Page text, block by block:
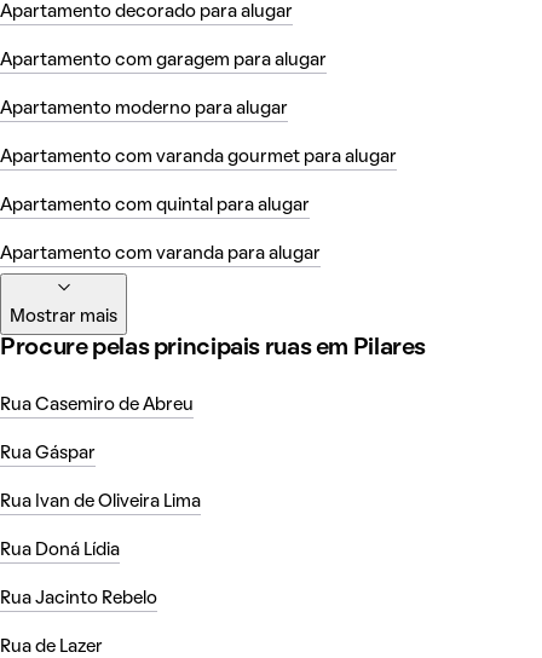
Apartamento decorado para alugar
Apartamento com garagem para alugar
Apartamento moderno para alugar
Apartamento com varanda gourmet para alugar
Apartamento com quintal para alugar
Apartamento com varanda para alugar
Mostrar mais
Procure pelas principais ruas em Pilares
Rua Casemiro de Abreu
Rua Gáspar
Rua Ivan de Oliveira Lima
Rua Doná Lídia
Rua Jacinto Rebelo
Rua de Lazer